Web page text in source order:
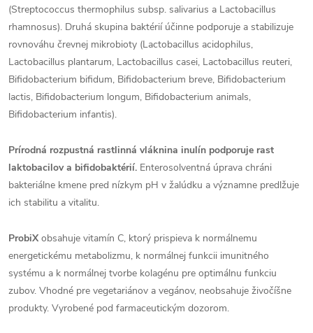
(Streptococcus thermophilus subsp. salivarius a Lactobacillus
rhamnosus). Druhá skupina baktérií účinne podporuje a stabilizuje
rovnováhu črevnej mikrobioty (Lactobacillus acidophilus,
Lactobacillus plantarum, Lactobacillus casei, Lactobacillus reuteri,
Bifidobacterium bifidum, Bifidobacterium breve, Bifidobacterium
lactis, Bifidobacterium longum, Bifidobacterium animals,
Bifidobacterium infantis).
Prírodná rozpustná rastlinná vláknina inulín podporuje rast
laktobacilov a bifidobaktérií. Enterosolventná úprava chráni
bakteriálne kmene pred nízkym pH v žalúdku a významne predlžuje
ich stabilitu a vitalitu.
ProbiX obsahuje vitamín C, ktorý prispieva k normálnemu
energetickému metabolizmu, k normálnej funkcii imunitného
systému a k normálnej tvorbe kolagénu pre optimálnu funkciu
zubov. Vhodné pre vegetariánov a vegánov, neobsahuje živočíšne
produkty. Vyrobené pod farmaceutickým dozorom.